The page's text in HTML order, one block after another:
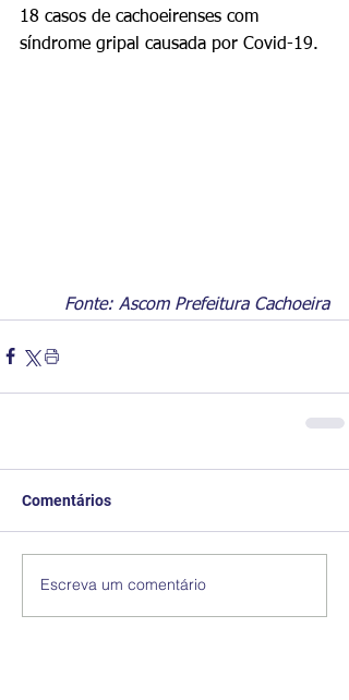
18 casos de cachoeirenses com
síndrome gripal causada por Covid-19.
Fonte: Ascom Prefeitura Cachoeira
Comentários
Escreva um comentário